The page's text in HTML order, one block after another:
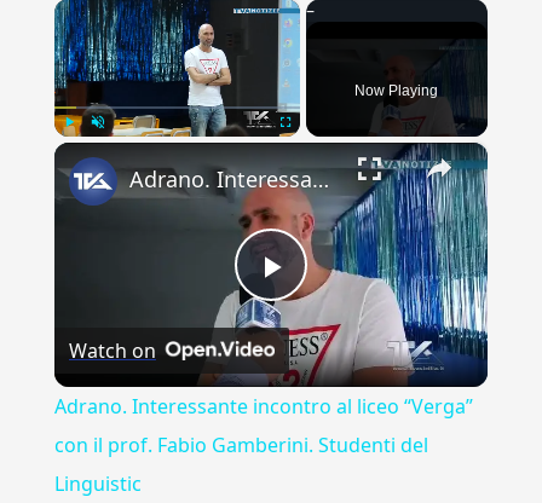
×
Now Playing
×
Play
Video
Adrano. Interessante incontro al liceo “Verga” con il prof. Fabio Gamberini. Studenti del Linguistic
Watch on
Adrano. Interessante incontro al liceo “Verga”
con il prof. Fabio Gamberini. Studenti del
Linguistic